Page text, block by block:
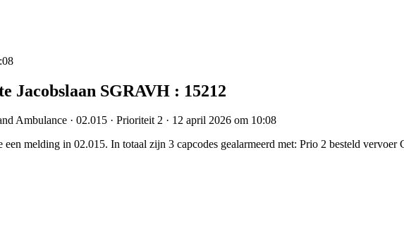
Jacobslaan SGRAVH : 15212
Ambulance · 02.015 · Prioriteit 2 · 12 april 2026 om 10:08
melding in 02.015. In totaal zijn 3 capcodes gealarmeerd met: Prio 2 besteld vervoer